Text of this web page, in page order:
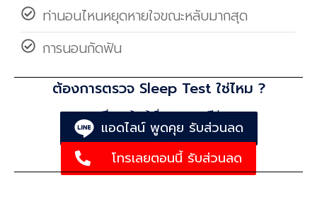
ท่านอนไหนหยุดหายใจขณะหลับมากสุด
การนอนกัดฟัน
ต้องการตรวจ Sleep Test ใช่ไหม ?
ปรึกษาเจ้าหน้าที่เฉพาะทาง ฟรี !
แอดไลน์ พูดคุย รับส่วนลด
โทรเลยตอนนี้ รับส่วนลด